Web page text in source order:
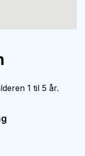
1 til 5 år.